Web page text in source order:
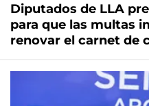
Diputados de LLA
para que las multas
renovar el carnet de